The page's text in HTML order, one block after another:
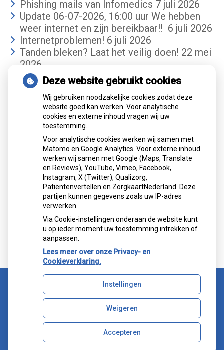
Phishing mails van Infomedics 7 juli 2026
Update 06-07-2026, 16:00 uur We hebben
weer internet en zijn bereikbaar!! 6 juli 2026
Internetproblemen! 6 juli 2026
Tanden bleken? Laat het veilig doen! 22 mei
2026
Gemiddelde cijfer
Mondzorgcentrumis gewaardeerd op
ZorgkaartNederland.
Bekijk alle waarderingen
Uw Zorg Online|Beheer
Bezoek
onze
facebook
pagina
onze
Instagram
pagina
Cookie-instellingen
Deze website gebruikt cookies
Wij gebruiken noodzakelijke cookies zodat deze
website goed kan werken. Voor analytische
cookies en externe inhoud vragen wij uw
toestemming.
Voor analytische cookies werken wij samen met
Matomo en Google Analytics. Voor externe inhoud
werken wij samen met Google (Maps, Translate
en Reviews), YouTube, Vimeo, Facebook,
Instagram, X (Twitter), Qualizorg,
Patiëntenvertellen en ZorgkaartNederland. Deze
partijen kunnen gegevens zoals uw IP-adres
verwerken.
Via Cookie-instellingen onderaan de website kunt
u op ieder moment uw toestemming intrekken of
aanpassen.
Lees meer over onze Privacy- en
Cookieverklaring.
Instellingen
Weigeren
Accepteren